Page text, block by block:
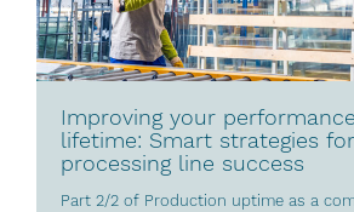
Improving your
lifetime: Smart strategies
processing line success
Part 2/2 of Production uptime as a